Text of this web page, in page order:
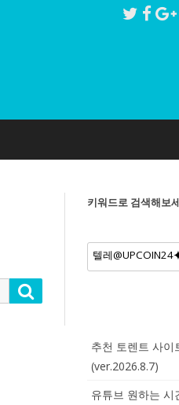
키워드로 검색해보
추천 토렌트 사이
(ver.2026.8.7)
유튜브 원하는 시